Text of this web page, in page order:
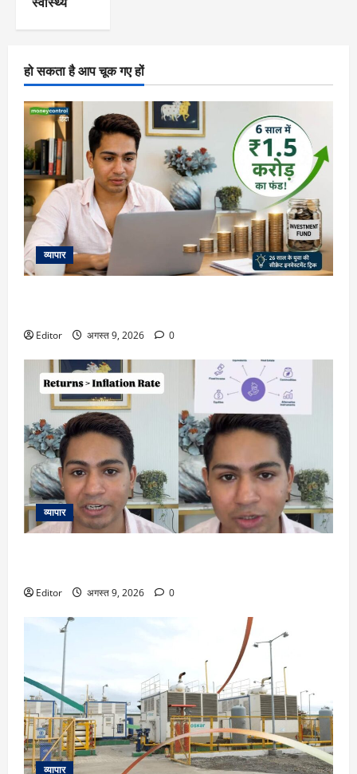
हो सकता है आप चूक गए हों
व्यापार
Editor अगस्त 9, 2026 0
व्यापार
Editor अगस्त 9, 2026 0
व्यापार